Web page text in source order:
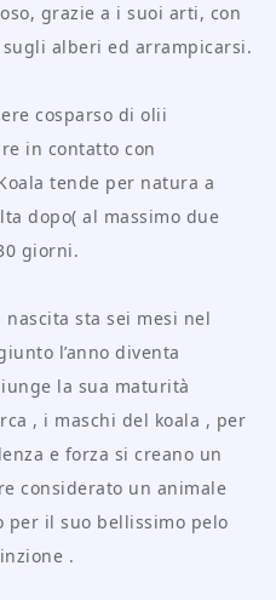
grazie a i suoi arti, con
alberi ed arrampicarsi.
cosparso di olii
in contatto con
tende per natura a
dopo( al massimo due
giorni.
sta sei mesi nel
l’anno diventa
la sua maturità
, i maschi del koala , per
e forza si creano un
considerato un animale
per il suo bellissimo pelo
.